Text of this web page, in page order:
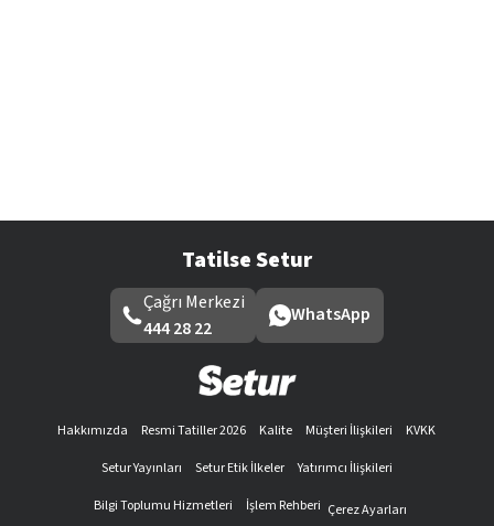
Tatilse Setur
Çağrı Merkezi
444 28 22
WhatsApp
Hakkımızda Resmi Tatiller 2026 Kalite Müşteri İlişkileri
KVKK
Setur Yayınları
Setur Etik İlkeler
Yatırımcı İlişkileri
Bilgi Toplumu Hizmetleri
İşlem Rehberi Çerez Ayarları